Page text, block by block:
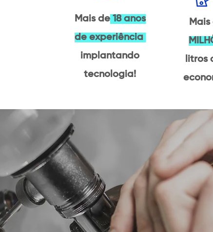
Mais de18 anos
de experiência
implantando
tecnologia!
Mais
litros